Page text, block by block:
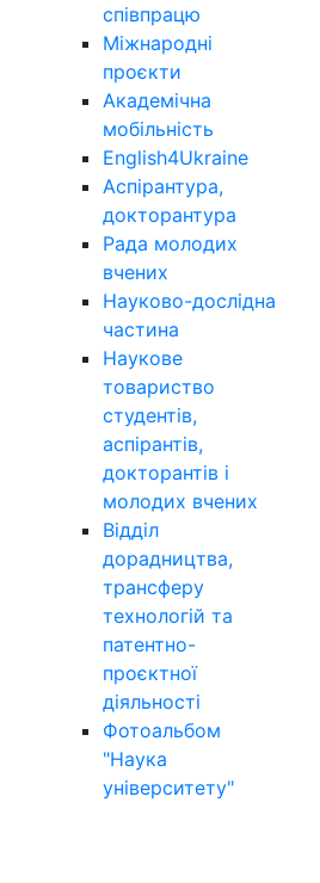
співпрацю
Міжнародні
проєкти
Академічна
мобільність
English4Ukraine
Аспірантура,
докторантура
Рада молодих
вчених
Науково-дослідна
частина
Наукове
товариство
студентів,
аспірантів,
докторантів і
молодих вчених
Відділ
дорадництва,
трансферу
технологій та
патентно-
проєктної
діяльності
Фотоальбом
"Наука
університету"